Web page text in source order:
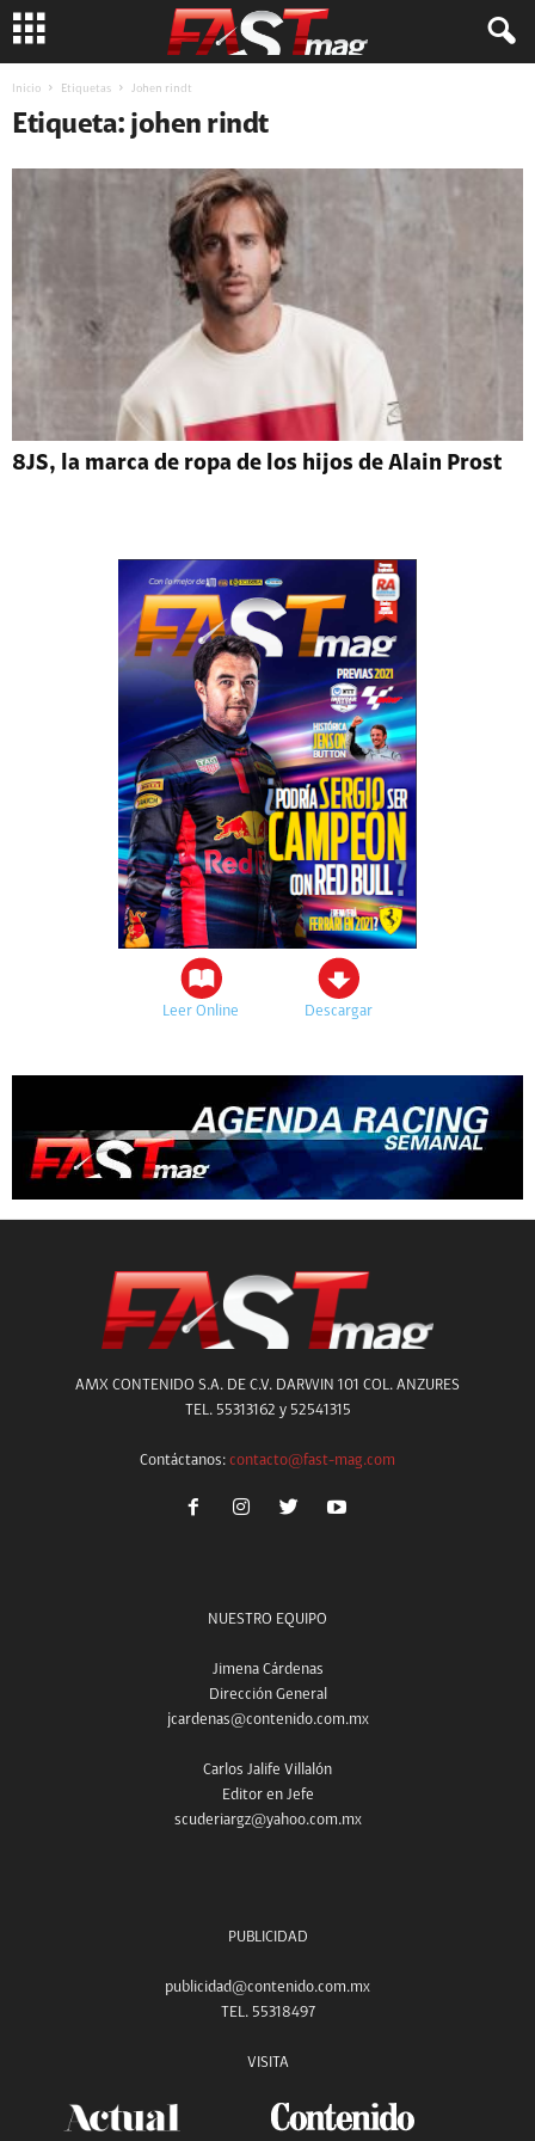
Inicio Etiquetas Johen rindt
Etiqueta: johen rindt
8JS, la marca de ropa de los hijos de Alain Prost
Leer Online Descargar
AMX CONTENIDO S.A. DE C.V. DARWIN 101 COL. ANZURES
TEL. 55313162 y 52541315
Contáctanos: contacto@fast-mag.com
NUESTRO EQUIPO
Jimena Cárdenas
Dirección General
jcardenas@contenido.com.mx
Carlos Jalife Villalón
Editor en Jefe
scuderiargz@yahoo.com.mx
PUBLICIDAD
publicidad@contenido.com.mx
TEL. 55318497
VISITA